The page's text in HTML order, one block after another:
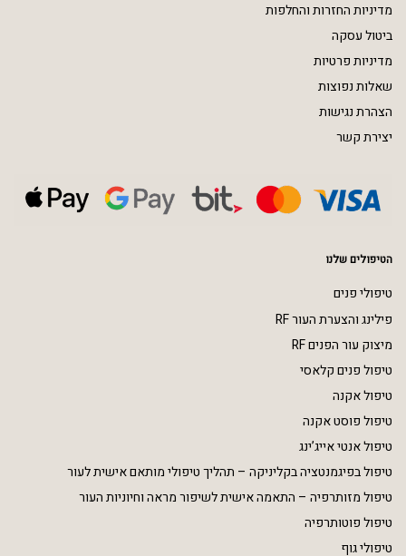
מדיניות החזרות והחלפות
ביטול עסקה
מדיניות פרטיות
שאלות נפוצות
הצהרת נגישות
יצירת קשר
הטיפולים שלנו
טיפולי פנים
פילינג והצערת העור RF
מיצוק עור הפנים RF
טיפול פנים קלאסי
טיפול אקנה
טיפול פוסט אקנה
טיפול אנטי אייג’ינג
טיפול בפיגמנטציה בקליניקה – תהליך טיפולי מותאם אישית לעור
טיפול מזותרפיה – התאמה אישית לשיפור מראה וחיוניות העור
טיפול פוטותרפיה
טיפולי גוף